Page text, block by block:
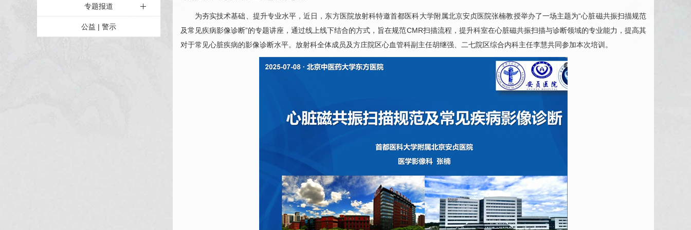
专题报道
公益 | 警示
为夯实技术基础、提升专业水平，近日，东方医院放射科特邀首都医科大学附属北京安贞医院张楠教授举办了一场主题为“心脏磁共振扫描规范
及常见疾病影像诊断”的专题讲座，通过线上线下结合的方式，旨在规范CMR扫描流程，提升科室在心脏磁共振扫描与诊断领域的专业能力，提高其
对于常见心脏疾病的影像诊断水平。 放射科全体成员及方庄院区心血管科副主任胡继强 二七院区综合内科主任李慧共同参加本次培训。